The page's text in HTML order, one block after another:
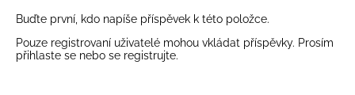
Buďte první, kdo napíše příspěvek k této položce.
Pouze registrovaní uživatelé mohou vkládat příspěvky. Prosím
přihlaste se nebo se registrujte.